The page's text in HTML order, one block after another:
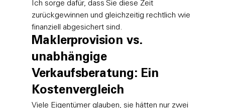
Ich sorge dafür, dass Sie diese Zeit
zurückgewinnen und gleichzeitig rechtlich wie
finanziell abgesichert sind.
Maklerprovision vs.
unabhängige
Verkaufsberatung: Ein
Kostenvergleich
Viele Eigentümer glauben, sie hätten nur zwei